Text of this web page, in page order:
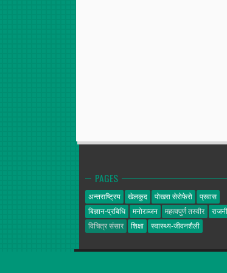
PAGES
अन्तराष्ट्रिय खेलकुद पोखरा सेरोफेरो
प्रवास
बिज्ञान-प्रबिधि
मनोरञ्जन महत्वपुर्ण तस्वीर
विचित्र संसार
शिक्षा स्वास्थ्य-जीवनशैली